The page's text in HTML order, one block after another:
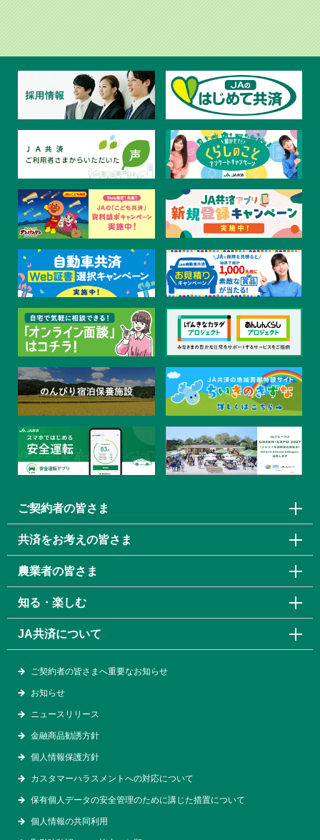
ご契約者の皆さま
共済をお考えの皆さま
農業者の皆さま
知る・楽しむ
JA共済について
ご契約者の皆さまへ重要なお知らせ
お知らせ
ニュースリリース
金融商品勧誘方針
個人情報保護方針
カスタマーハラスメントへの対応について
保有個人データの安全管理のために講じた措置について
個人情報の共同利用